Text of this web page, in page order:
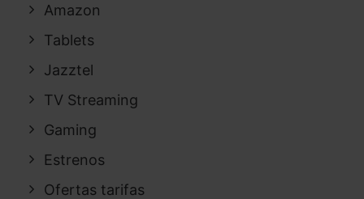
Amazon
Tablets
Jazztel
TV Streaming
Gaming
Estrenos
Ofertas tarifas